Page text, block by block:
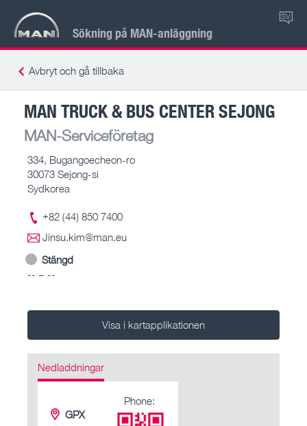
Sökning på MAN-anläggning
SV
Avbryt och gå tillbaka
MAN TRUCK & BUS CENTER SEJONG
MAN-Serviceföretag
334, Bugangoecheon-ro
30073 Sejong-si
Sydkorea
+82 (44) 850 7400
Jinsu.kim@man.eu
Stängd
-- – --
Visa i kartapplikationen
Nedladdningar
GPX
Phone: